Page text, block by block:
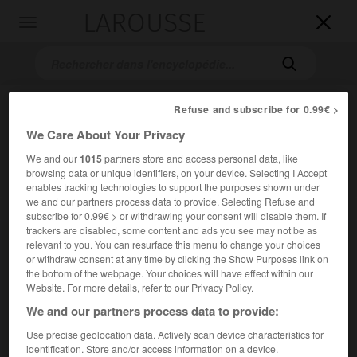


Accueil> Encyclopédie [litterature]>Penco Slavejkov
PencoSlavejkov
Cet article est extrait de l'ouvrage Larousse « Dictionnaire
mondial des littératures ».
Écrivain bulgare (Trjavna 1866 – Brunate, près du lac de
Refuse and subscribe for 0.99€ >
We Care About Your Privacy
We and our1015partners store and access personal data, like
browsing data or unique identifiers, on your device. Selecting I Accept
enables tracking technologies to support the purposes shown under
we and our partners process data to provide. Selecting Refuse and
subscribe for 0.99€ > or withdrawing your consent will disable them. If
trackers are disabled, some content and ads you see may not be as
relevant to you. You can resurface this menu to change your choices
or withdraw consent at any time by clicking the Show Purposes link on
the bottom of the webpage. Your choices will have effect within our
Website. For more details, refer to our Privacy Policy.
We and our partners process data to provide:
Use precise geolocation data. Actively scan device characteristics for
identification. Store and/or access information on a device.